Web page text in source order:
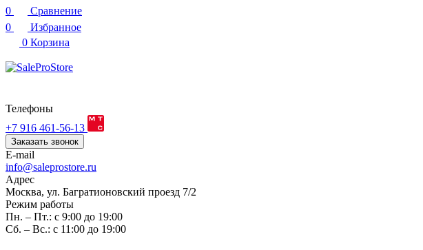
0
Сравнение
0
Избранное
0 Корзина
Телефоны
+7 916 461-56-13
Заказать звонок
E-mail
info@saleprostore.ru
Адрес
Москва, ул. Багратионовский проезд 7/2
Режим работы
Пн. – Пт.: с 9:00 до 19:00
Сб. – Вс.: с 11:00 до 19:00